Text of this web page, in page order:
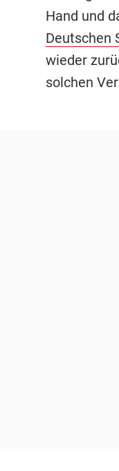
Hand und
Deutschen
wieder
solchen